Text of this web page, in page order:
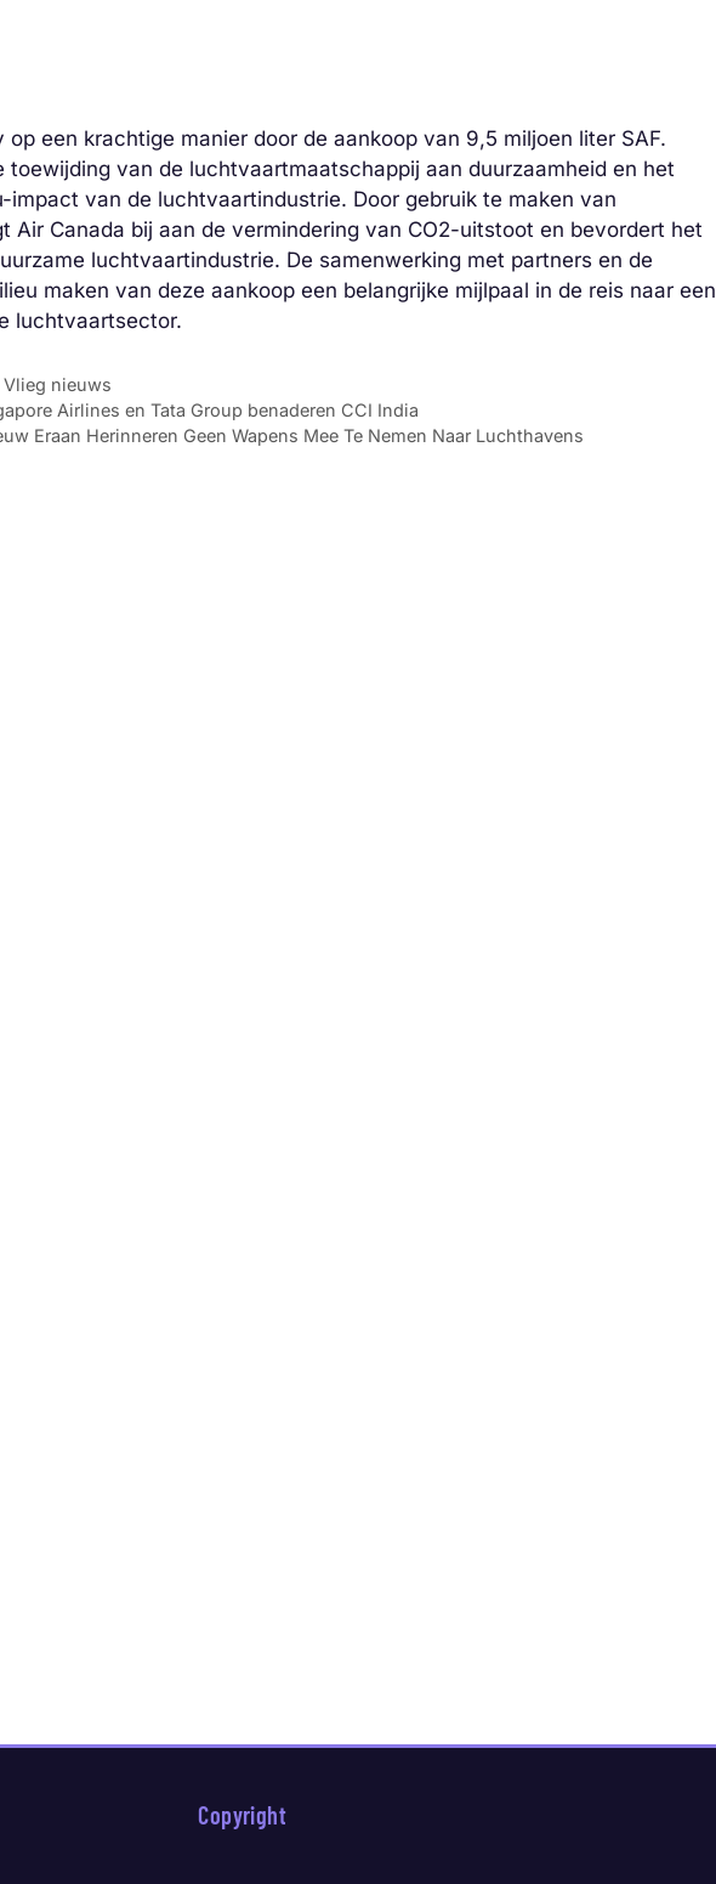
op een krachtige manier door de aankoop van 9,5 miljoen liter SAF.
toewijding van de luchtvaartmaatschappij aan duurzaamheid en het
impact van de luchtvaartindustrie. Door gebruik te maken van
Air Canada bij aan de vermindering van CO2-uitstoot en bevordert het
luchtvaartindustrie. De samenwerking met partners en de
maken van deze aankoop een belangrijke mijlpaal in de reis naar een
luchtvaartsector.
Vlieg nieuws
Airlines en Tata Group benaderen CCI India
Eraan Herinneren Geen Wapens Mee Te Nemen Naar Luchthavens
Copyright